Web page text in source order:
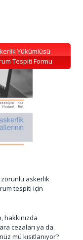
Yükümlüsü
Tespiti Formu
askerlik
tespiti için
cezaları ya da
mü kısıtlanıyor?